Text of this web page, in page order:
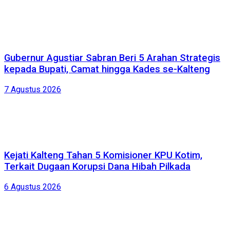
Gubernur Agustiar Sabran Beri 5 Arahan Strategis
kepada Bupati, Camat hingga Kades se-Kalteng
7 Agustus 2026
Kejati Kalteng Tahan 5 Komisioner KPU Kotim,
Terkait Dugaan Korupsi Dana Hibah Pilkada
6 Agustus 2026